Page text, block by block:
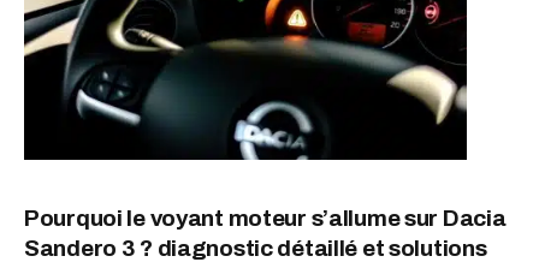
Pourquoi le voyant moteur s’allume sur Dacia
Sandero 3 ? diagnostic détaillé et solutions